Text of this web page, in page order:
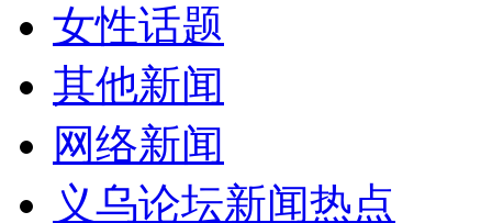
女性话题
其他新闻
网络新闻
义乌论坛新闻热点